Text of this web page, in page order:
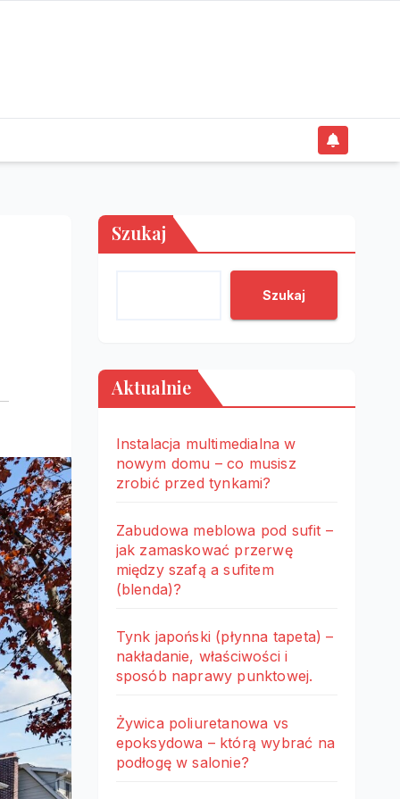
Szukaj
Szukaj
Aktualnie
Instalacja multimedialna w
nowym domu – co musisz
zrobić przed tynkami?
Zabudowa meblowa pod sufit –
jak zamaskować przerwę
między szafą a sufitem
(blenda)?
Tynk japoński (płynna tapeta) –
nakładanie, właściwości i
sposób naprawy punktowej.
Żywica poliuretanowa vs
epoksydowa – którą wybrać na
podłogę w salonie?